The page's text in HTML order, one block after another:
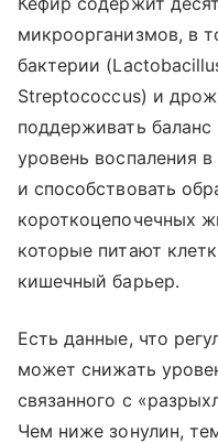
микроорганизмов, в
бактерии
Streptococcus) и
поддерживать
уровень воспаления
и способствовать
короткоцепочечных
которые питают
кишечный барьер.
Есть данные, что
может снижать
связанного с
Чем ниже зонулин,